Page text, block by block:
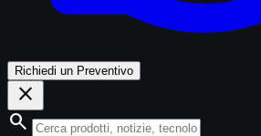
Richiedi un Preventivo
close
search